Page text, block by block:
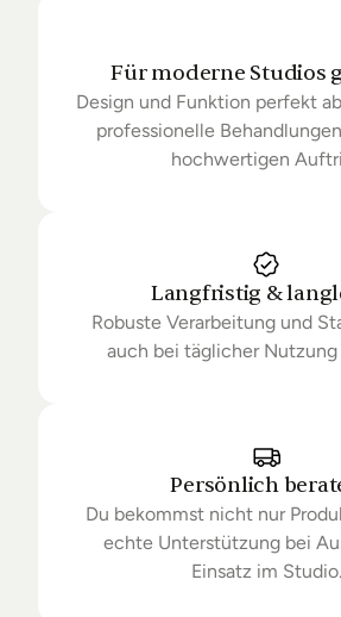
Für moderne Studios
Design und Funktion perfekt
professionelle
hochwertigen
Langfristig &
Robuste Verarbeitung und
auch bei täglicher Nutzung
Persönlich
Du bekommst nicht nur
echte Unterstützung bei
Einsatz im Studio.